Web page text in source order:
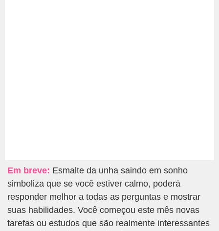
Em breve: Esmalte da unha saindo em sonho
simboliza que se você estiver calmo, poderá
responder melhor a todas as perguntas e mostrar
suas habilidades. Você começou este mês novas
tarefas ou estudos que são realmente interessantes